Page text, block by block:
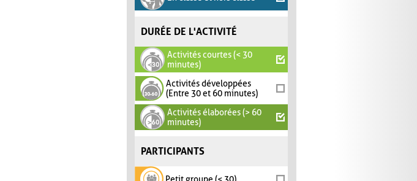
DURÉE DE L'ACTIVITÉ
Activités courtes (< 30
minutes)
Activités développées
(Entre 30 et 60 minutes)
Activités élaborées (> 60
minutes)
PARTICIPANTS